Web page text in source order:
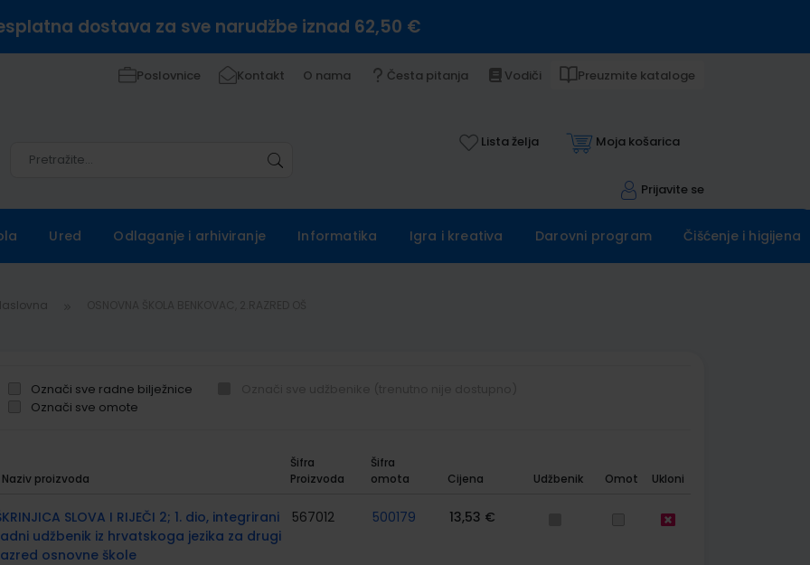
dostava za sve narudžbe iznad 62,50 €
Poslovnice Kontakt O nama Česta pitanja Vodiči Preuzmite kataloge
Lista želja Moja košarica
Prijavite se
Ured Odlaganje i arhiviranje Informatika Igra i kreativa Darovni program Čišćenje i higijena
Označi sve radne bilježnice
Označi sve omote
Naziv proizvoda
Šifra
Proizvoda
Šifra
omota
Cijena Udžbenik Omot Ukloni
SLOVA I RIJEČI 2; 1. dio, integrirani
udžbenik iz hrvatskoga jezika za drugi
osnovne škole
567012 500179 13,53 €